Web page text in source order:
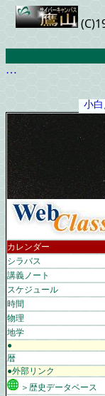
…
小
カレンダー
シラバス
講義ノート
スケジュール
時間
物理
地学
●
暦
●外部リンク
＞歴史データベース